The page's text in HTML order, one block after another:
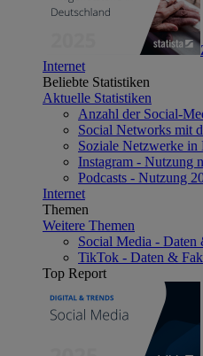
Internet
Beliebte Statistiken
Aktuelle Statistiken
Anzahl der Social-
Social Networks mit
Soziale Netzwerke in
Instagram - Nutzung
Podcasts - Nutzung
Internet
Themen
Weitere Themen
Social Media - Daten
TikTok - Daten &
Top Report